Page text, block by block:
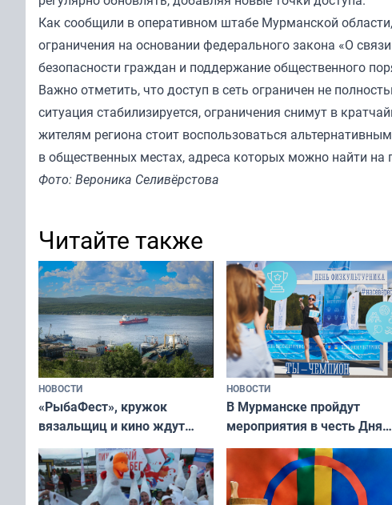
Как сообщили в оперативном штабе Мурманской
ограничения на основании федерального закона «О
безопасности граждан и поддержание общественного
Важно отметить, что доступ в сеть ограничен не
ситуация стабилизируется, ограничения снимут в
жителям региона стоит воспользоваться
в общественных местах, адреса которых можно найти на
Фото: Вероника Селивёрстова
Читайте также
НОВОСТИ
«РыбаФест», кружок
вязальщиц и кино ждут
мурманчан в эти выходные
НОВОСТИ
В Мурманске пройдут
мероприятия в честь Дня
физкультурника